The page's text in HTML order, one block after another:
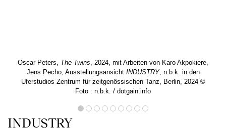
Oscar Peters, The Twins, 2024, mit Arbeiten von Karo Akpokiere,
Jens Pecho, Ausstellungsansicht INDUSTRY, n.b.k. in den
Uferstudios Zentrum für zeitgenössischen Tanz, Berlin, 2024 ©
Foto : n.b.k. / dotgain.info
INDUSTRY